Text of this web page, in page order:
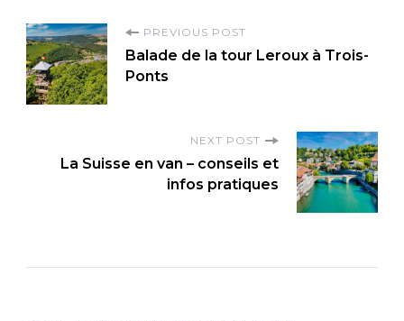
P
o
s
g
PREVIOUS POST
Balade de la tour Leroux à Trois-
Ponts
NEXT POST
La Suisse en van – conseils et
infos pratiques